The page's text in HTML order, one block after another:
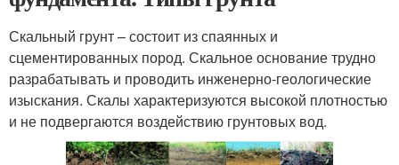
Скальный грунт – состоит из спаянных и
сцементированных пород. Скальное основание трудно
разрабатывать и проводить инженерно-геологические
изыскания. Скалы характеризуются высокой плотностью
и не подвергаются воздействию грунтовых вод.